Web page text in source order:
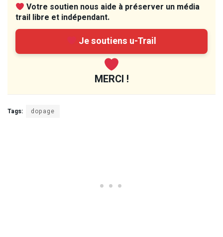
Votre soutien nous aide à préserver un média
trail libre et indépendant.
Je soutiens u-Trail
MERCI !
Tags: dopage